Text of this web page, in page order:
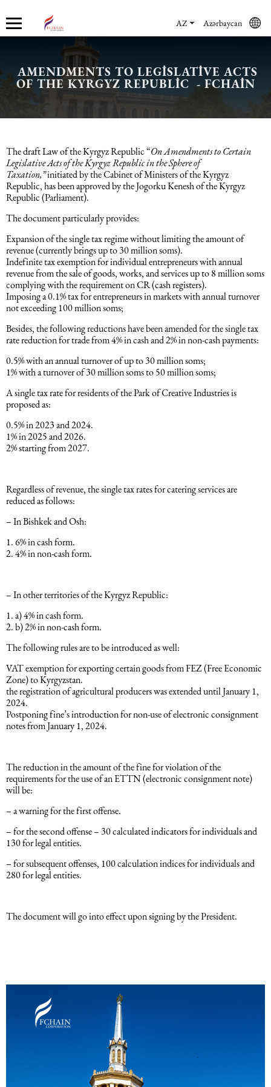
Haqqımızda
Xəbərlər
Xidmətlər
Mühasibat xidmətləri
Uçotun bərpası
Məsləhət Xidmətləri
Maliyyə hesabatının beynəlxalq
standartları
Hesabatların hazırlanması
Əmək haqqın hesablanması
1C
Hüquq xidmətləri və konsaltinq
Əmək hüququ
Beynəlxalq (özəl) hüquq
Azərbaycanda miqrasiya xidmətləri
Əqli mülkiyyət hüququ
Mediasiya hüququ
Qanun, məxfilik, gizlilik və təhlükəsizlik
Məhkəmə hüququ
Hüquqi ekspertiza
Tikinti hüququ
Daşınmaz Əmlak Hüququ
İdman hüququ
Turizm hüququ
İnsan Resursların uçotu
İnsan Resursların uçotu
Autsorsinq və autstaffinq
Rekrutinq xidmətləri
Employer Of Record
Marketinq xidmətləri
Marketinq xidmətləri
Ticarət marketinq xidmətləri
AZ Azərbaycan
AMENDMENTS TO LEGISLATIVE ACTS
OF THE KYRGYZ REPUBLIC - FCHAIN
The draft Law of the Kyrgyz Republic “On Amendments to Certain
Legislative Acts of the Kyrgyz Republic in the Sphere of
Taxation,”initiated by the Cabinet of Ministers of the Kyrgyz
Republic, has been approved by the Jogorku Kenesh of the Kyrgyz
Republic (Parliament).
The document particularly provides:
Expansion of the single tax regime without limiting the amount of
revenue (currently brings up to 30 million soms).
Indefinite tax exemption for individual entrepreneurs with annual
revenue from the sale of goods, works, and services up to 8 million soms
complying with the requirement on CR (cash registers).
Imposing a 0.1% tax for entrepreneurs in markets with annual turnover
not exceeding 100 million soms;
Besides, the following reductions have been amended for the single tax
rate reduction for trade from 4% in cash and 2% in non-cash payments:
0.5% with an annual turnover of up to 30 million soms;
1% with a turnover of 30 million soms to 50 million soms;
A single tax rate for residents of the Park of Creative Industries is
proposed as:
0.5% in 2023 and 2024.
1% in 2025 and 2026.
2% starting from 2027.
Regardless of revenue, the single tax rates for catering services are
reduced as follows:
– In Bishkek and Osh:
6% in cash form.
4% in non-cash form.
– In other territories of the Kyrgyz Republic:
a) 4% in cash form.
b) 2% in non-cash form.
The following rules are to be introduced as well:
VAT exemption for exporting certain goods from FEZ (Free Economic
Zone) to Kyrgyzstan.
the registration of agricultural producers was extended until January 1,
2024.
Postponing fine’s introduction for non-use of electronic consignment
notes from January 1, 2024.
The reduction in the amount of the fine for violation of the
requirements for the use of an ETTN (electronic consignment note)
will be:
– a warning for the first offense.
– for the second offense – 30 calculated indicators for individuals and
130 for legal entities.
– for subsequent offenses, 100 calculation indices for individuals and
280 for legal entities.
The document will go into effect upon signing by the President.